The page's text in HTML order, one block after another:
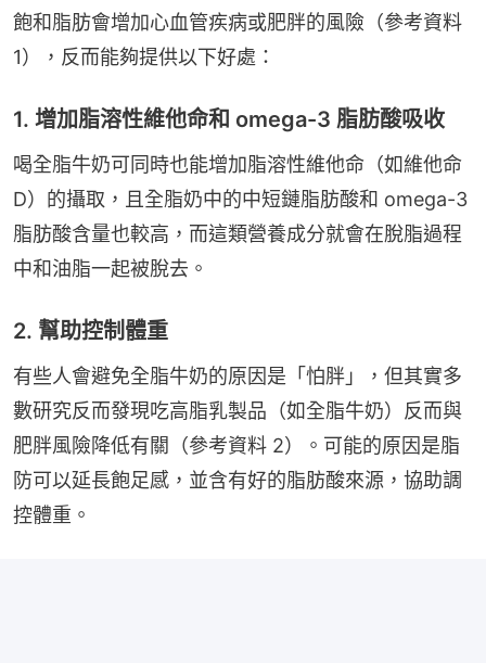
飽和脂肪會增加心血管疾病或肥胖的風險（參考資料
1），反而能夠提供以下好處：
1. 增加脂溶性維他命和 omega-3 脂肪酸吸收
喝全脂牛奶可同時也能增加脂溶性維他命（如維他命
D）的攝取，且全脂奶中的中短鏈脂肪酸和 omega-3
脂肪酸含量也較高，而這類營養成分就會在脫脂過程
中和油脂一起被脫去。
2. 幫助控制體重
有些人會避免全脂牛奶的原因是「怕胖」，但其實多
數研究反而發現吃高脂乳製品（如全脂牛奶）反而與
肥胖風險降低有關（參考資料 2）。可能的原因是脂
防可以延長飽足感，並含有好的脂肪酸來源，協助調
控體重。